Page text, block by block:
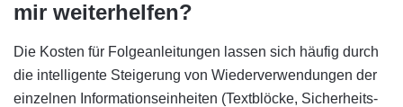
mir weiterhelfen?
Die Kosten für Folgeanleitungen lassen sich häufig durch
die intel­li­gen­te Stei­gerung von Wieder­ver­wen­dungen der
ein­zel­nen In­for­ma­tions­ein­heiten (Text­blöcke, Sicher­heits­